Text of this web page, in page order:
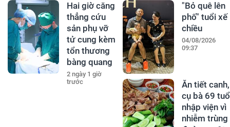
Hai giờ căng
thẳng cứu
sản phụ vỡ
tử cung kèm
tổn thương
bàng quang
2 ngày 1 giờ
trước
"Bỏ quê lên
phố" tuổi xế
chiều
04/08/2026
09:37
Ăn tiết canh,
cụ bà 69
nhập viện vì
nhiễm trùng